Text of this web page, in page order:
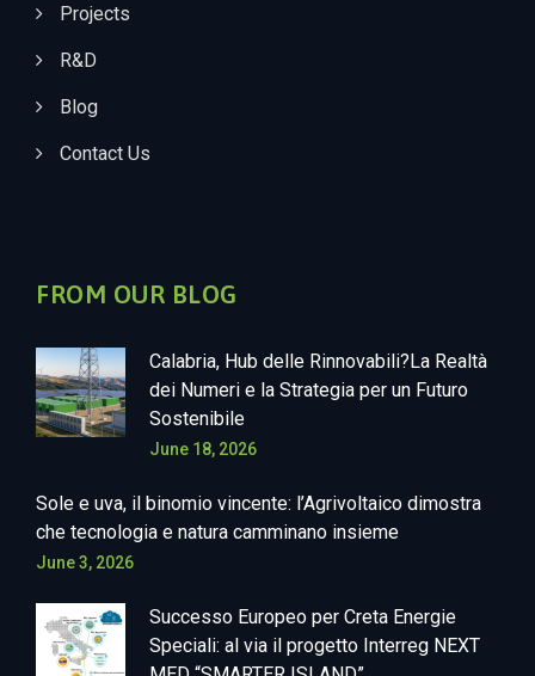
Projects
R&D
Blog
Contact Us
FROM OUR BLOG
Calabria, Hub delle Rinnovabili?La Realtà
dei Numeri e la Strategia per un Futuro
Sostenibile
June 18, 2026
Sole e uva, il binomio vincente: l’Agrivoltaico dimostra
che tecnologia e natura camminano insieme
June 3, 2026
Successo Europeo per Creta Energie
Speciali: al via il progetto Interreg NEXT